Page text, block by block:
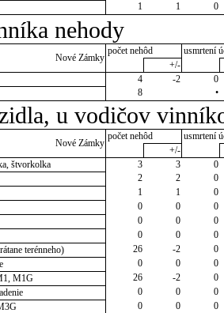
1 1 0
nehody
Nové Zámky
počet nehôd
usmrtení
+/-
4 -2
0
8 •
u vodičov
Nové Zámky
počet nehôd
usmrtení
+/-
štvorkolka
3 3
0
2 2
0
1 1
0
0 0
0
0 0
0
0 0
0
terénneho)
26 -2
0
0 0
0
M1G
26 -2
0
0 0
0
0 0
0